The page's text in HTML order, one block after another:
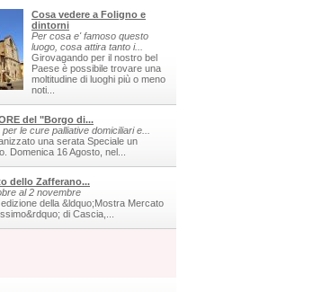
Cosa vedere a Foligno e
dintorni
Per cosa e' famoso questo
luogo, cosa attira tanto i...
Girovagando per il nostro bel
Paese è possibile trovare una
moltitudine di luoghi più o meno
noti...
del "Borgo di...
le cure palliative domiciliari e...
una serata Speciale un
Domenica 16 Agosto, nel...
dello Zafferano...
al 2 novembre
della &ldquo;Mostra Mercato
di Cascia,...